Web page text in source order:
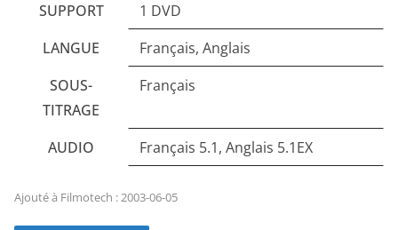
SUPPORT
1 DVD
LANGUE
Français, Anglais
SOUS-
TITRAGE
Français
AUDIO Français 5.1, Anglais 5.1EX
Ajouté à Filmotech : 2003-06-05